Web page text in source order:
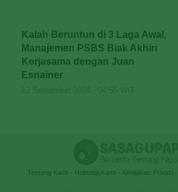
Kalah Beruntun di 3 Laga Awal,
Manajemen PSBS Biak Akhiri
Kerjasama dengan Juan
Esnainer
Tentang Kami Hubungi Kami Kebijakan Privasi